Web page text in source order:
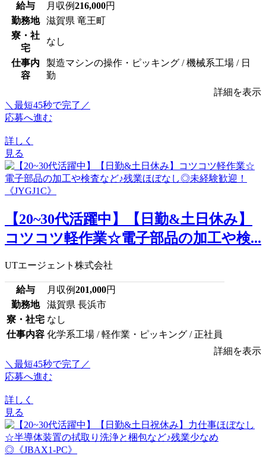
給与 月収例216,000円
勤務地
滋賀県 竜王町
寮・社
宅
なし
仕事内
容
製造マシンの操作・ピッキング / 機械系工場 / 日
勤
詳細を表示
＼最短45秒で完了／
応募へ進む
詳しく
見る
【20~30代活躍中】【日勤&土日休み】
コツコツ軽作業☆電子部品の加工や検...
UTエージェント株式会社
給与 月収例201,000円
勤務地
滋賀県 長浜市
寮・社宅 なし
仕事内容 化学系工場 / 軽作業・ピッキング / 正社員
詳細を表示
＼最短45秒で完了／
応募へ進む
詳しく
見る